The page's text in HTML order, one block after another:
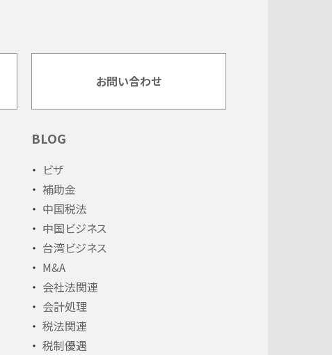
お問い合わせ
BLOG
ビザ
補助金
中国税法
中国ビジネス
台湾ビジネス
M&A
会社法関連
会計処理
税法関連
税制優遇